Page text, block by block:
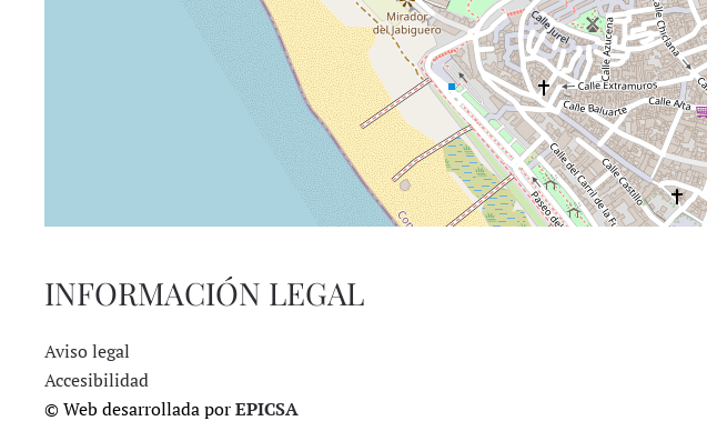
INFORMACIÓN LEGAL
Aviso legal
Accesibilidad
© Web desarrollada porEPICSA